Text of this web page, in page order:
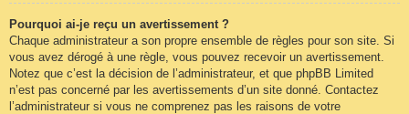
Pourquoi ai-je reçu un avertissement ?
Chaque administrateur a son propre ensemble de règles pour son site. Si
vous avez dérogé à une règle, vous pouvez recevoir un avertissement.
Notez que c’est la décision de l’administrateur, et que phpBB Limited
n’est pas concerné par les avertissements d’un site donné. Contactez
l’administrateur si vous ne comprenez pas les raisons de votre